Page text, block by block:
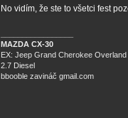
No vidím, že ste to všetci fest
MAZDA CX-30
EX: Jeep Grand Cherokee Overland
2.7 Diesel
bbooble zavináč gmail.com